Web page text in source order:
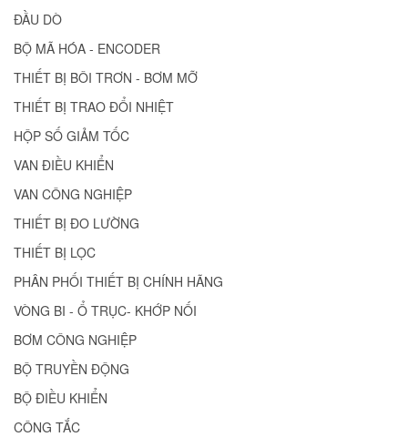
ĐẦU DÒ
BỘ MÃ HÓA - ENCODER
THIẾT BỊ BÔI TRƠN - BƠM MỠ
THIẾT BỊ TRAO ĐỔI NHIỆT
HỘP SỐ GIẢM TỐC
VAN ĐIỀU KHIỂN
VAN CÔNG NGHIỆP
THIẾT BỊ ĐO LƯỜNG
THIẾT BỊ LỌC
PHÂN PHỐI THIẾT BỊ CHÍNH HÃNG
VÒNG BI - Ổ TRỤC- KHỚP NỐI
BƠM CÔNG NGHIỆP
BỘ TRUYỀN ĐỘNG
BỘ ĐIỀU KHIỂN
CÔNG TẮC